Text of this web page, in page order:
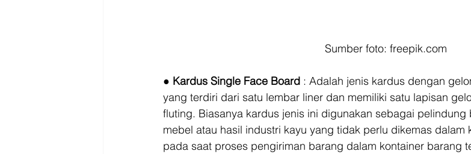
Sumber foto: freepik.com
● Kardus Single Face Board : Adalah jenis kardus dengan
yang terdiri dari satu lembar liner dan memiliki satu lapisan
fluting. Biasanya kardus jenis ini digunakan sebagai
mebel atau hasil industri kayu yang tidak perlu dikemas dalam
pada saat proses pengiriman barang dalam kontainer barang